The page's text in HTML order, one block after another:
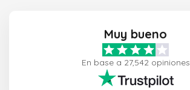
Muy bueno
En base a 27,542 opiniones